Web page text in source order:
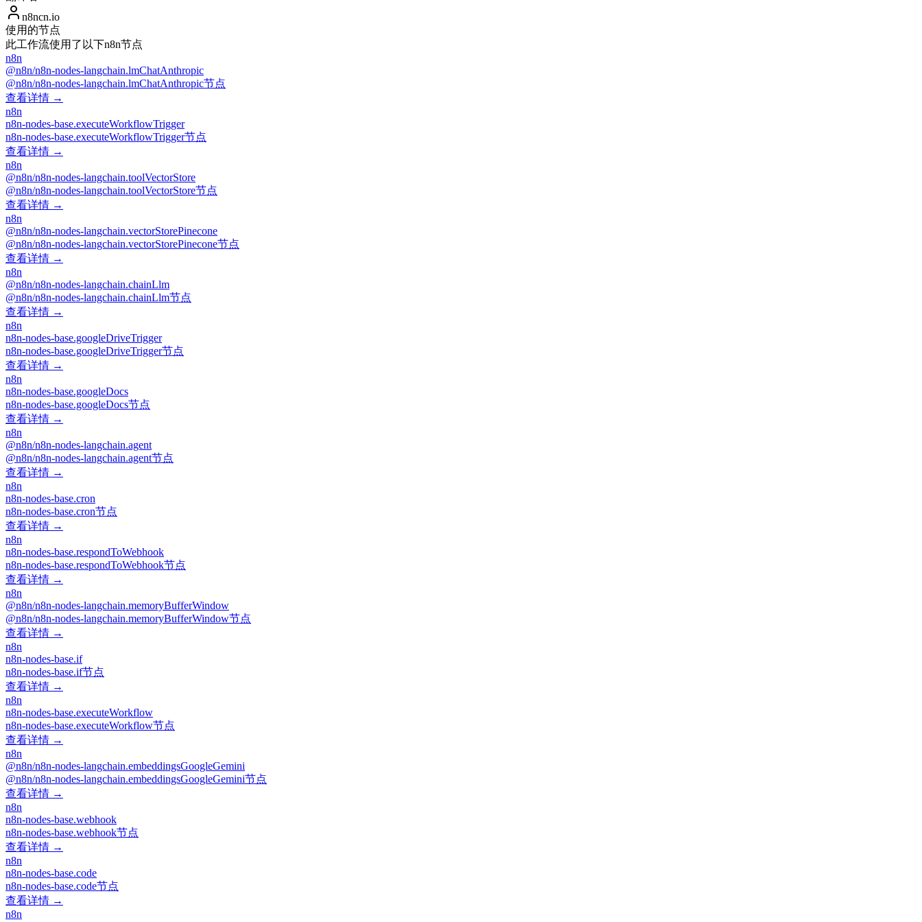
n8ncn.io
使用的节点
此工作流使用了以下n8n节点
n8n
@n8n/n8n-nodes-langchain.lmChatAnthropic
@n8n/n8n-nodes-langchain.lmChatAnthropic节点
查看详情 →
n8n
n8n-nodes-base.executeWorkflowTrigger
n8n-nodes-base.executeWorkflowTrigger节点
查看详情 →
n8n
@n8n/n8n-nodes-langchain.toolVectorStore
@n8n/n8n-nodes-langchain.toolVectorStore节点
查看详情 →
n8n
@n8n/n8n-nodes-langchain.vectorStorePinecone
@n8n/n8n-nodes-langchain.vectorStorePinecone节点
查看详情 →
n8n
@n8n/n8n-nodes-langchain.chainLlm
@n8n/n8n-nodes-langchain.chainLlm节点
查看详情 →
n8n
n8n-nodes-base.googleDriveTrigger
n8n-nodes-base.googleDriveTrigger节点
查看详情 →
n8n
n8n-nodes-base.googleDocs
n8n-nodes-base.googleDocs节点
查看详情 →
n8n
@n8n/n8n-nodes-langchain.agent
@n8n/n8n-nodes-langchain.agent节点
查看详情 →
n8n
n8n-nodes-base.cron
n8n-nodes-base.cron节点
查看详情 →
n8n
n8n-nodes-base.respondToWebhook
n8n-nodes-base.respondToWebhook节点
查看详情 →
n8n
@n8n/n8n-nodes-langchain.memoryBufferWindow
@n8n/n8n-nodes-langchain.memoryBufferWindow节点
查看详情 →
n8n
n8n-nodes-base.if
n8n-nodes-base.if节点
查看详情 →
n8n
n8n-nodes-base.executeWorkflow
n8n-nodes-base.executeWorkflow节点
查看详情 →
n8n
@n8n/n8n-nodes-langchain.embeddingsGoogleGemini
@n8n/n8n-nodes-langchain.embeddingsGoogleGemini节点
查看详情 →
n8n
n8n-nodes-base.webhook
n8n-nodes-base.webhook节点
查看详情 →
n8n
n8n-nodes-base.code
n8n-nodes-base.code节点
查看详情 →
n8n